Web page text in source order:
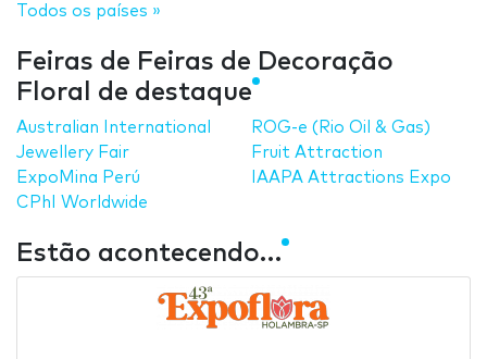
Todos os países »
Feiras de Feiras de Decoração
Floral de destaque
Australian International
Jewellery Fair
ExpoMina Perú
CPhI Worldwide
ROG-e (Rio Oil & Gas)
Fruit Attraction
IAAPA Attractions Expo
Estão acontecendo…